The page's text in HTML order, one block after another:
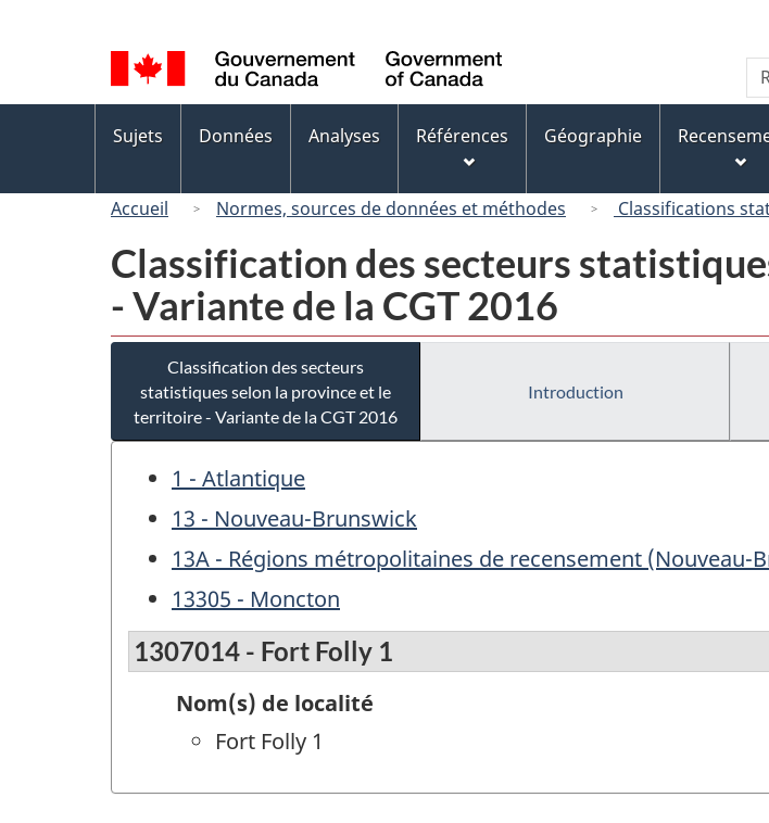
au
« À
de
ce
de
la
langue
Canada
des
Sujets Données Analyses Références Géographie
Accueil Normes, sources de données et méthodes Classifications
Classification des secteurs
- Variante de la CGT 2016
Classification des secteurs
statistiques selon la province et le
territoire - Variante de la CGT 2016
Introduction
1 - Atlantique
13 - Nouveau-Brunswick
13A - Régions métropolitaines de recensement (Nouveau-
13305 - Moncton
1307014 - Fort Folly 1
Nom(s) de localité
Fort Folly 1